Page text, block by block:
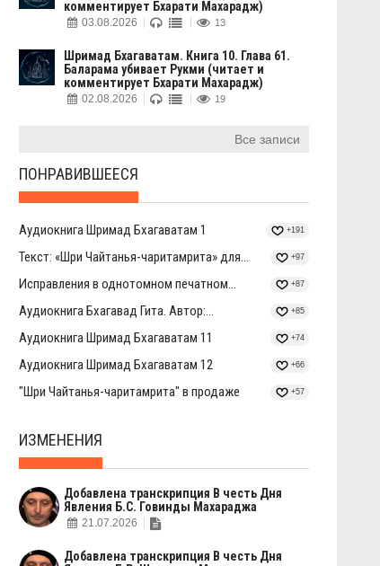
комментирует Бхарати Махарадж)
03.08.2026 13
Шримад Бхагаватам. Книга 10. Глава 61.
Баларама убивает Рукми (читает и
комментирует Бхарати Махарадж)
02.08.2026 19
Все записи
ПОНРАВИВШЕЕСЯ
Аудиокнига Шримад Бхагаватам 1 +191
Текст: «Шри Чайтанья-чаритамрита» для... +97
Исправления в однотомном печатном... +87
Аудиокнига Бхагавад Гита. Автор:... +85
Аудиокнига Шримад Бхагаватам 11 +74
Аудиокнига Шримад Бхагаватам 12 +66
"Шри Чайтанья-чаритамрита" в продаже +57
ИЗМЕНЕНИЯ
Добавлена транскрипция В честь Дня
Явления Б.С. Говинды Махараджа
21.07.2026
Добавлена транскрипция В честь Дня